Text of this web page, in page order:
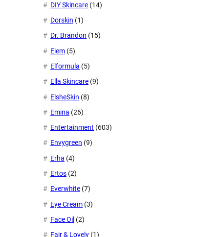
DIY Skincare (14)
Dorskin (1)
Dr. Brandon (15)
Eiem (5)
Elformula (5)
Ella Skincare (9)
ElsheSkin (8)
Emina (26)
Entertainment (603)
Envygreen (9)
Erha (4)
Ertos (2)
Everwhite (7)
Eye Cream (3)
Face Oil (2)
Fair & Lovely (1)